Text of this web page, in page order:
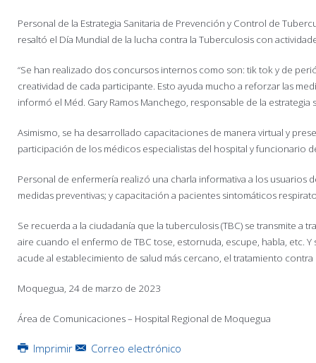
Personal de la Estrategia Sanitaria de Prevención y Control de
resaltó el Día Mundial de la lucha contra la Tuberculosis con
“Se han realizado dos concursos internos como son: tik tok y de
creatividad de cada participante. Esto ayuda mucho a reforzar las
informó el Méd. Gary Ramos Manchego, responsable de la estrategia
Asimismo, se ha desarrollado capacitaciones de manera virtual y
participación de los médicos especialistas del hospital y funcionario
Personal de enfermería realizó una charla informativa a los usuarios
medidas preventivas; y capacitación a pacientes sintomáticos
Se recuerda a la ciudadanía que la tuberculosis (TBC) se transmite a
aire cuando el enfermo de TBC tose, estornuda, escupe, habla, etc.
acude al establecimiento de salud más cercano, el tratamiento
Moquegua, 24 de marzo de 2023
Área de Comunicaciones – Hospital Regional de Moquegua
Imprimir Correo electrónico